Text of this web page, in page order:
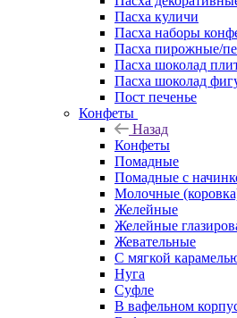
Пасха куличи
Пасха наборы
Пасха пирожные/
Пасха шоколад
Пасха шоколад
Пост печенье
Конфеты
Назад
Конфеты
Помадные
Помадные с
Молочные
Желейные
Желейные
Жевательные
С мягкой
Нуга
Суфле
В вафельном